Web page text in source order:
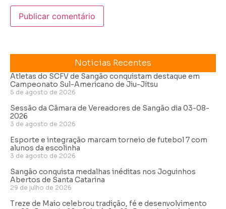
Noticias Recentes
Atletas do SCFV de Sangão conquistam destaque em
Campeonato Sul-Americano de Jiu-Jítsu
5 de agosto de 2026
Sessão da Câmara de Vereadores de Sangão dia 03-08-
2026
3 de agosto de 2026
Esporte e integração marcam torneio de futebol 7 com
alunos da escolinha
3 de agosto de 2026
Sangão conquista medalhas inéditas nos Joguinhos
Abertos de Santa Catarina
29 de julho de 2026
Treze de Maio celebrou tradição, fé e desenvolvimento